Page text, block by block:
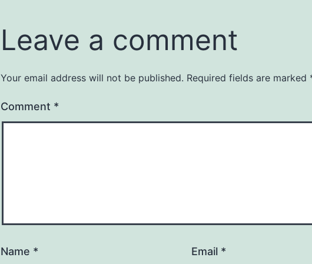
Leave a comment
Your email address will not be published. Required fields are marked
Comment *
Name * Email *